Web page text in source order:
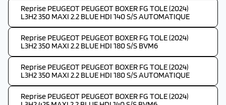
Reprise PEUGEOT PEUGEOT BOXER FG TOLE (2024)
L3H2 350 MAXI 2.2 BLUE HDI 140 S/S AUTOMATIQUE
Reprise PEUGEOT PEUGEOT BOXER FG TOLE (2024)
L3H2 350 MAXI 2.2 BLUE HDI 180 S/S BVM6
Reprise PEUGEOT PEUGEOT BOXER FG TOLE (2024)
L3H2 350 MAXI 2.2 BLUE HDI 180 S/S AUTOMATIQUE
Reprise PEUGEOT PEUGEOT BOXER FG TOLE (2024)